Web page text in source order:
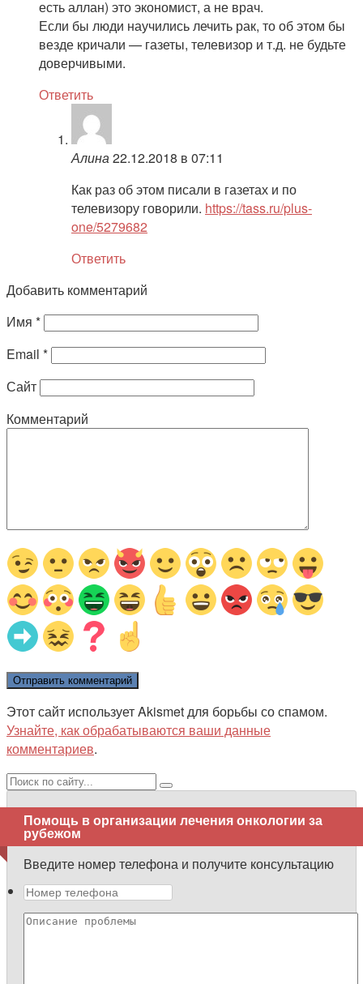
есть аллан) это экономист, а не врач.
Если бы люди научились лечить рак, то об этом бы
везде кричали — газеты, телевизор и т.д. не будьте
доверчивыми.
Ответить
Алина22.12.2018 в 07:11
Как раз об этом писали в газетах и по
телевизору говорили. https://tass.ru/plus-
one/5279682
Ответить
Добавить комментарий
Имя *
Email *
Сайт
Комментарий
Этот сайт использует Akismet для борьбы со спамом.
Узнайте, как обрабатываются ваши данные
комментариев.
Поиск:
Помощь в организации лечения онкологии за
рубежом
Введите номер телефона и получите консультацию